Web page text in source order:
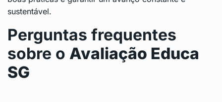
sustentável.
Perguntas frequentes
sobre o Avaliação Educa
SG